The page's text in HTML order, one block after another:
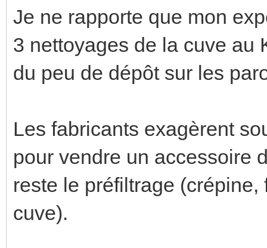
Je ne rapporte que mon
3 nettoyages de la cuve au
du peu de dépôt sur les
Les fabricants exagèrent
pour vendre un accessoire
reste le préfiltrage
cuve).